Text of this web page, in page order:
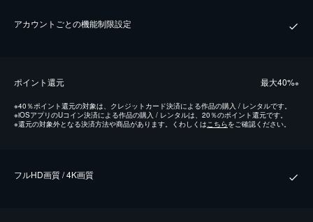
アカウントごとの機能制限設定
ポイント還元 最⼤40%※
※40％ポイント還元の対象は、クレジットカード決済による作品の購入 / レンタルです。
※iOSアプリのUコイン決済による作品の購入 / レンタルは、20％のポイント還元です。
※還元の対象外となる決済方法や商品があります。くわしくはこちらをご確認ください。
フルHD画質 / 4K画質